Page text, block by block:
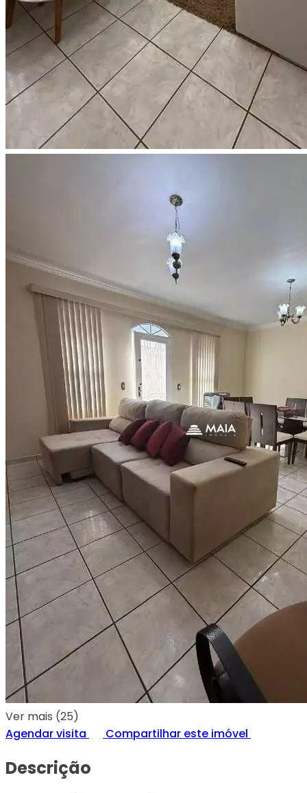
Ver mais (25)
Agendar visita
Compartilhar este imóvel
Descrição